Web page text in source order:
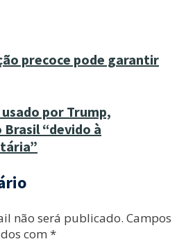
precoce pode garantir
por Trump,
“devido à
não será publicado. Campos
com *